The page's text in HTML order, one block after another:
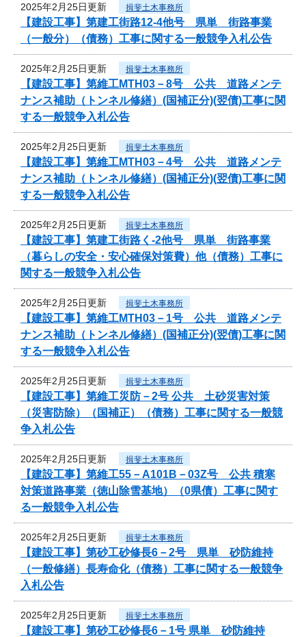
2025年2月25日更新 揖斐土木事務所
【建設工事】第建工街路12-4他号 県単 街路事業
（一般分）（債務）工事に関する一般競争入札公告
2025年2月25日更新 揖斐土木事務所
【建設工事】第維工MTH03－8号 公共 道路メンテ
ナンス補助（トンネル修繕）(国補正分)(翌債)工事に関
する一般競争入札公告
2025年2月25日更新 揖斐土木事務所
【建設工事】第維工MTH03－4号 公共 道路メンテ
ナンス補助（トンネル修繕）(国補正分)(翌債)工事に関
する一般競争入札公告
2025年2月25日更新 揖斐土木事務所
【建設工事】第建工街路く-2他号 県単 街路事業
（暮らしの安全・安心確保対策費）他（債務）工事に
関する一般競争入札公告
2025年2月25日更新 揖斐土木事務所
【建設工事】第維工MTH03－1号 公共 道路メンテ
ナンス補助（トンネル修繕）(国補正分)(翌債)工事に関
する一般競争入札公告
2025年2月25日更新 揖斐土木事務所
【建設工事】第維工災防－2号 公共 土砂災害対策
（災害防除）（国補正）（債務）工事に関する一般競
争入札公告
2025年2月25日更新 揖斐土木事務所
【建設工事】第維工55－A101B－03Z号 公共 積寒
対策道路事業（徳山除雪基地）（0県債）工事に関す
る一般競争入札公告
2025年2月25日更新 揖斐土木事務所
【建設工事】第砂工砂修長6－2号 県単 砂防維持
（一般修繕）長寿命化（債務）工事に関する一般競争
入札公告
2025年2月25日更新 揖斐土木事務所
【建設工事】第砂工砂修長6－1号 県単 砂防維持